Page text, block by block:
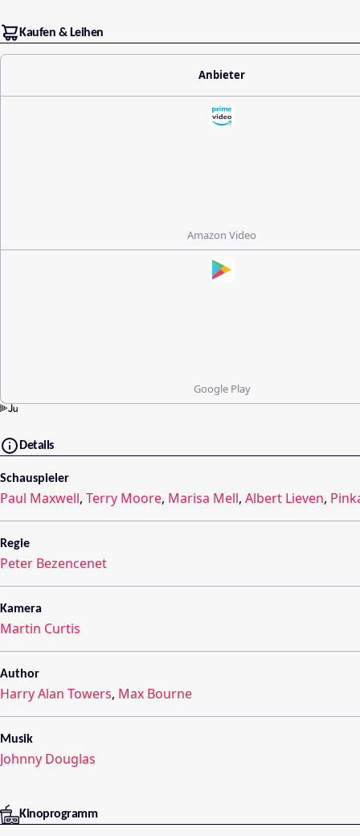
Kaufen & Leihen
Anbieter
Amazon Video
Google Play
Details
Schauspieler
Paul Maxwell, Terry Moore, Marisa Mell, Albert Lieven,
Regie
Peter Bezencenet
Kamera
Martin Curtis
Author
Harry Alan Towers, Max Bourne
Musik
Johnny Douglas
Kinoprogramm